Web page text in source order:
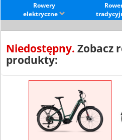
Rowery
elektryczne
Niedostępny. Zobacz
produkty: